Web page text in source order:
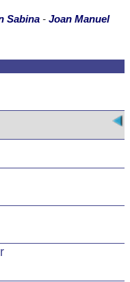
Sabina - Joan Manuel